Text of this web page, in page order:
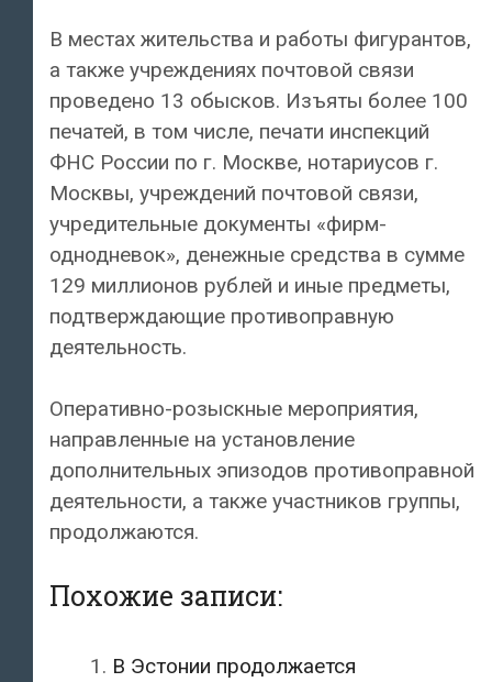
В местах жительства и работы фигурантов,
а также учреждениях почтовой связи
проведено 13 обысков. Изъяты более 100
печатей, в том числе, печати инспекций
ФНС России по г. Москве, нотариусов г.
Москвы, учреждений почтовой связи,
учредительные документы «фирм-
однодневок», денежные средства в сумме
129 миллионов рублей и иные предметы,
подтверждающие противоправную
деятельность.
Оперативно-розыскные мероприятия,
направленные на установление
дополнительных эпизодов противоправной
деятельности, а также участников группы,
продолжаются.
Похожие записи:
В Эстонии продолжается